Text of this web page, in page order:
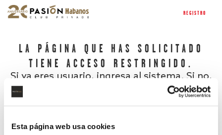
Esta página web usa cookies
REGISTRO
LA PÁGINA QUE HAS SOLICITADO
TIENE ACCESO RESTRINGIDO.
Si ya eres usuario, ingresa al sistema. Si no,